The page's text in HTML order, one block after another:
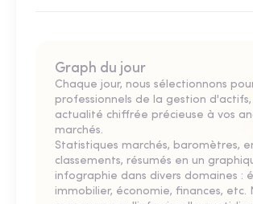
Graph du jour
Chaque jour, nous sélectionnons
professionnels de la gestion d'actifs,
actualité chiffrée précieuse à vos
marchés.
Statistiques marchés, baromètres,
classements, résumés en un
infographie dans divers domaines :
immobilier, économie, finances, etc.